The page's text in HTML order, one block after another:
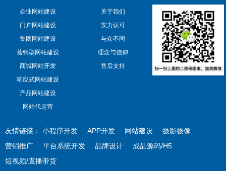
企业网站建设
门户网站建设
集团网站建设
营销型网站建设
商城网站开发
响应式网站建设
产品网站建设
网站代运营
关于我们
实力认可
与众不同
理念与信仰
售后支持
友情链接： 小程序开发 APP开发 网站建设
摄影摄像
营销推广
平台系统开发 品牌设计
成品源码/H5
短视频/直播带货